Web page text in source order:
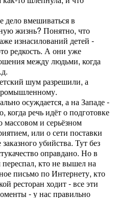
дело вмешиваться в
жизнь? Понятно, что
изнасилований детей -
редкость. А они уже
между людьми, когда
шум разрешили, а
осуждается, а на Западе -
речь идёт о подготовке
массовом и серьёзном
или о сети поставки
убийства. Тут без
оправдано. Но в
переспал, кто не вышел на
письмо по Интернету, кто
ресторан ходит - все эти
- у нас правильно